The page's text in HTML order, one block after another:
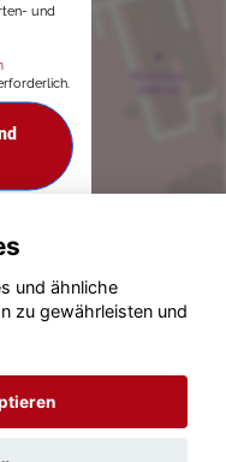
und
2020 - 2026
und ähnliche
zu gewährleisten und